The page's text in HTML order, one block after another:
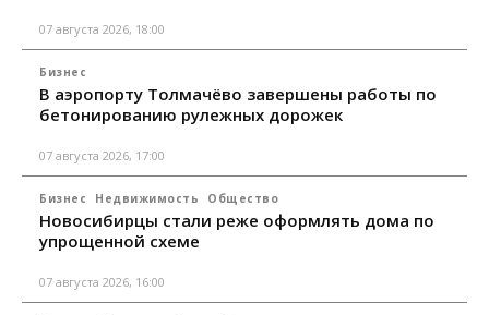
07 августа 2026, 18:00
Бизнес
В аэропорту Толмачёво завершены работы по
бетонированию рулежных дорожек
07 августа 2026, 17:00
Бизнес Недвижимость Общество
Новосибирцы стали реже оформлять дома по
упрощенной схеме
07 августа 2026, 16:00